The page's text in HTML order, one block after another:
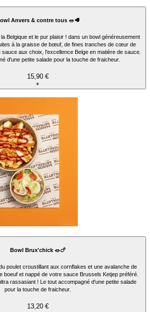
Anvers & contre tous 🥗🥩
Belgique et le pur plaisir ! dans un bowl généreusement
à la graisse de bœuf, de fines tranches de cœur de
aux choix, l'excellence Belge en matière de sauce.
d'une petite salade pour la touche de fraicheur.
15,90 €
+
Bowl Brux'chick 🥗🍗
poulet croustillant aux cornflakes et une avalanche de
boeuf et nappé de votre sauce Brussels Ketjep préféré.
rassasiant ! Le tout accompagné d'une petite salade
pour la touche de fraicheur.
13,20 €